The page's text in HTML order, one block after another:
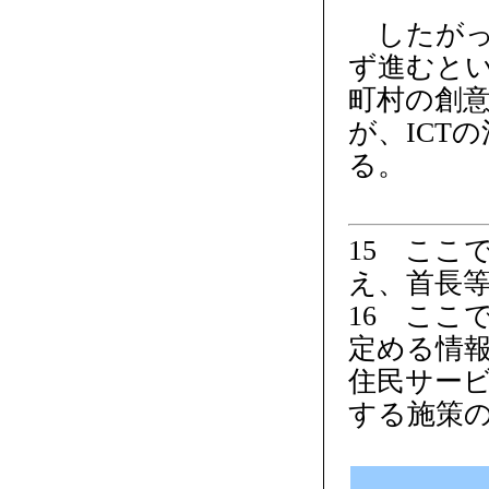
したが
ず進むと
町村の創
が、ICT
る。
15 ここで
え、首長
16 ここで
定める情
住民サー
する施策